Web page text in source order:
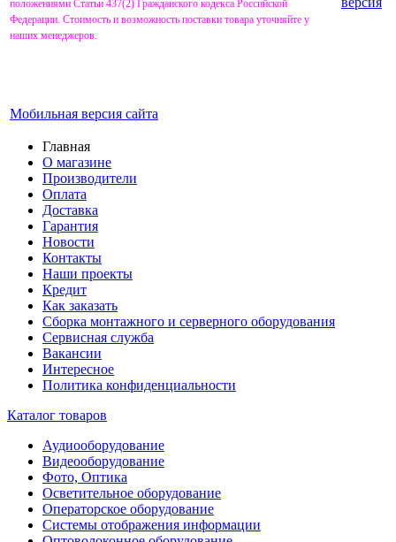
положениями Статьи 437(2) Гражданского кодекса Российской
Федерации. Стоимость и возможность поставки товара уточняйте у
наших менеджеров.
Мобильная версия сайта
Главная
О магазине
Производители
Оплата
Доставка
Гарантия
Новости
Контакты
Наши проекты
Кредит
Как заказать
Сборка монтажного и серверного оборудования
Сервисная служба
Вакансии
Интересное
Политика конфиденциальности
Каталог товаров
Аудиооборудование
Видеооборудование
Фото, Оптика
Осветительное оборудование
Операторское оборудование
Системы отображения информации